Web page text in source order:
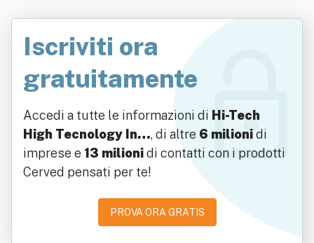
Iscriviti ora
gratuitamente
Accedi a tutte le informazioni di Hi-Tech
High Tecnology In…, di altre 6 milionidi
imprese e 13 milionidi contatti con i prodotti
Cerved pensati per te!
PROVA ORA GRATIS